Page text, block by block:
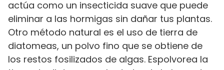
actúa como un insecticida suave que puede
eliminar a las hormigas sin dañar tus plantas.
Otro método natural es el uso de tierra de
diatomeas, un polvo fino que se obtiene de
los restos fosilizados de algas. Espolvorea la